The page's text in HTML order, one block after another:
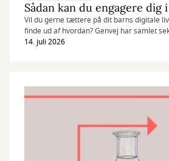
Vil du gerne tættere på dit barns digitale
finde ud af hvordan? Genvej har samlet
14. juli 2026